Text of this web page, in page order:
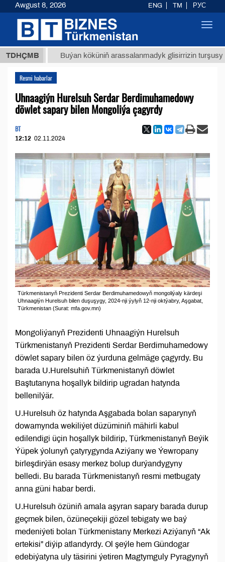
TDHÇMBBuýan köküniň arassalanmadyk glisirrizin turşusy (t.)
Resmi habarlar
Uhnaagiýn Hurelsuh Serdar Berdimuhamedowy
döwlet sapary bilen Mongoliýa çagyrdy
BT
12:12 02.11.2024
Türkmenistanyň Prezidenti Serdar Berdimuhamedowyň mongoliýaly kärdeşi
Uhnaagiýn Hurelsuh bilen duşuşygy, 2024-nji ýylyň 12-nji oktýabry, Aşgabat,
Türkmenistan (Surat: mfa.gov.mn)
Mongoliýanyň Prezidenti Uhnaagiýn Hurelsuh
Türkmenistanyň Prezidenti Serdar Berdimuhamedowy
döwlet sapary bilen öz ýurduna gelmäge çagyrdy. Bu
barada U.Hurelsuhiň Türkmenistanyň döwlet
Baştutanyna hoşallyk bildirip ugradan hatynda
bellenilýär.
U.Hurelsuh öz hatynda Aşgabada bolan saparynyň
dowamynda wekiliýet düzüminiň mähirli kabul
edilendigi üçin hoşallyk bildirip, Türkmenistanyň Beýik
Ýüpek ýolunyň çatyrygynda Aziýany we Ýewropany
birleşdirýän esasy merkez bolup durýandygyny
belledi. Bu barada Türkmenistanyň resmi metbugaty
anna güni habar berdi.
U.Hurelsuh özüniň amala aşyran sapary barada durup
geçmek bilen, özüneçekiji gözel tebigaty we baý
medeniýeti bolan Türkmenistany Merkezi Aziýanyň “Ak
ertekisi” diýip atlandyrdy. Ol şeýle hem Gündogar
edebiýatyna uly täsirini ýetiren Magtymguly Pyragynyň
Awgust 8, 2026 ENG TM РУС